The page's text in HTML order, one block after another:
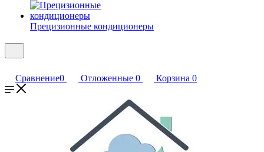
Прецизионные кондиционеры
Сравнение0 Отложенные 0 Корзина 0